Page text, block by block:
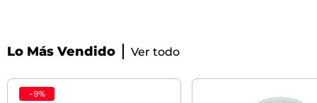
Lo Más Vendido Ver todo
-9%